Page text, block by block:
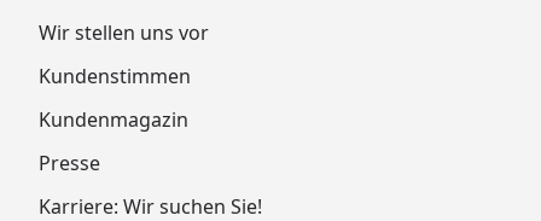
Wir stellen uns vor
Kundenstimmen
Kundenmagazin
Presse
Karriere: Wir suchen Sie!